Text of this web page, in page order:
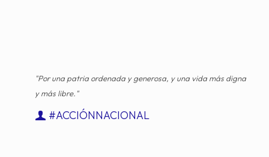
"Por una patria ordenada y generosa, y una vida más digna
y más libre."
#ACCIÓNNACIONAL